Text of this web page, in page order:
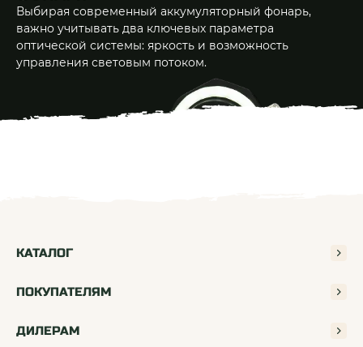
Выбирая современный аккумуляторный фонарь,
важно учитывать два ключевых параметра
оптической системы: яркость и возможность
управления световым потоком.
ДАЛЬНОСТИ
в люменах (Лм), она напрямую определяет
конструкцией рефлектора, мощность влияет
КАТАЛОГ
ПОКУПАТЕЛЯМ
ДИЛЕРАМ